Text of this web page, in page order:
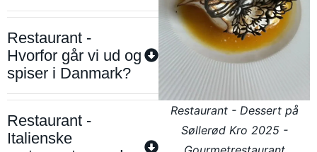
Restaurant -
Hvorfor går vi ud og
spiser i Danmark?
Restaurant -
Italienske
Restaurant - Dessert på
Søllerød Kro 2025 -